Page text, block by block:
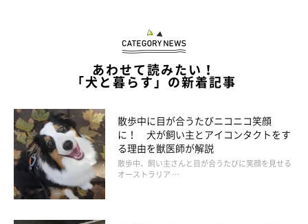
あわせて読みたい！
「犬と暮らす」の新着記事
散歩中に目が合うたびニコニコ笑顔
に！ 犬が飼い主とアイコンタクトをす
る理由を獣医師が解説
散歩中、飼い主さんと目が合うたびに笑顔を見せる
オーストラリア …